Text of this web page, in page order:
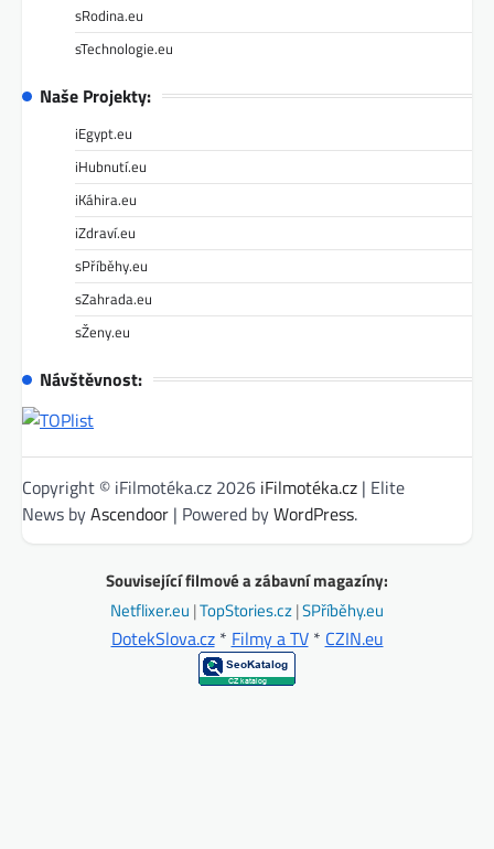
sRodina.eu
sTechnologie.eu
Naše Projekty:
iEgypt.eu
iHubnutí.eu
iKáhira.eu
iZdraví.eu
sPříběhy.eu
sZahrada.eu
sŽeny.eu
Návštěvnost:
Copyright © iFilmotéka.cz 2026 iFilmotéka.cz | Elite
News byAscendoor | Powered byWordPress.
Související filmové a zábavní magazíny:
Netflixer.eu |TopStories.cz|SPříběhy.eu
DotekSlova.cz* Filmy a TV* CZIN.eu